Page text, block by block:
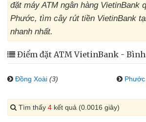
đặt máy ATM ngân hàng VietinBank
Phước, tìm cây rút tiền VietinBank
nhanh nhất.
Điểm đặt ATM VietinBank - Bình
Đồng Xoài (3)
Tìm thấy 4 kết quả (0.0016 giây)